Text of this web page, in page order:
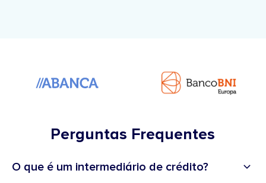
Perguntas Frequentes
O que é um intermediário de crédito?